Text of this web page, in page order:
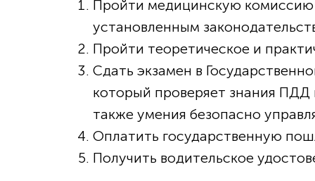
Пройти медицинскую комиссию
установленным
Пройти теоретическое и
Сдать экзамен в
который проверяет знания ПДД
также умения безопасно
Оплатить государственную
Получить водительское